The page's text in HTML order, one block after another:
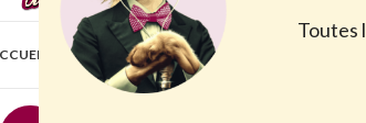
Toutes
VOIR TOUT
BOUTIQUE
NOTRE MARQUE